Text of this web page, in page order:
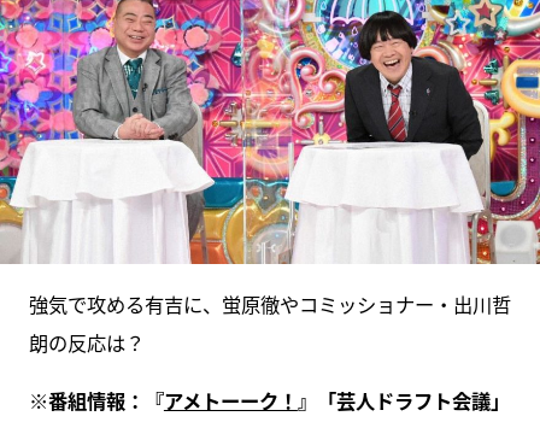
強気で攻める有吉に、蛍原徹やコミッショナー・出川哲
朗の反応は？
※番組情報：『アメトーーク！ 』「芸人ドラフト会議」